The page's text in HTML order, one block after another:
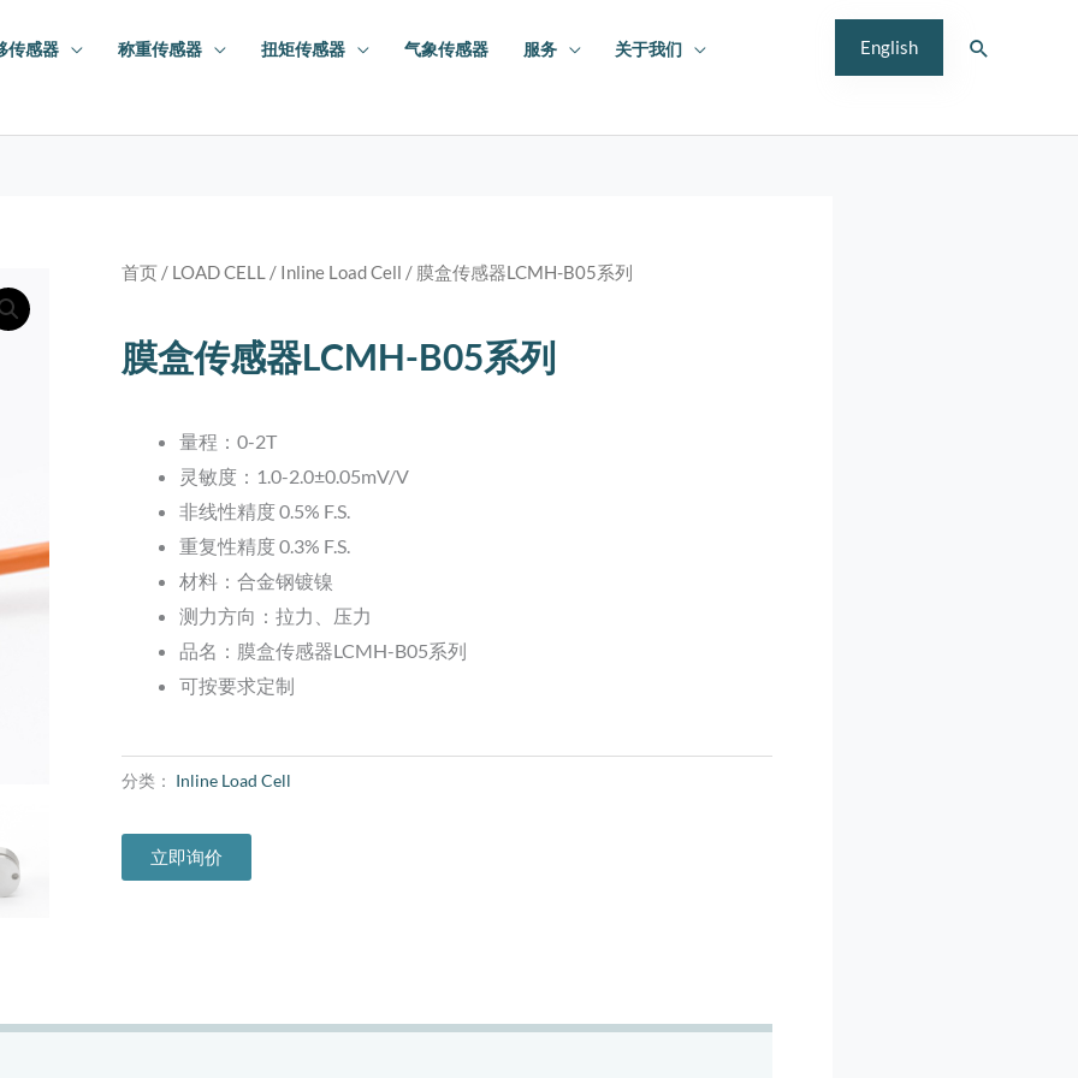
传感器 称重传感器 扭矩传感器 气象传感器 服务 关于我们 English
搜
首页/ LOAD CELL / Inline Load Cell / 膜盒传感器LCMH-B05系列
膜盒传感器LCMH-B05系列
量程：0-2T
灵敏度：1.0-2.0±0.05mV/V
非线性精度 0.5% F.S.
重复性精度 0.3% F.S.
材料：合金钢镀镍
测力方向：拉力、压力
品名：膜盒传感器LCMH-B05系列
可按要求定制
分类： Inline Load Cell
立即询价